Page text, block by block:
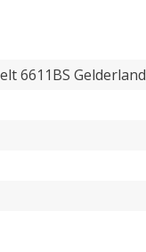
6611BS Gelderland